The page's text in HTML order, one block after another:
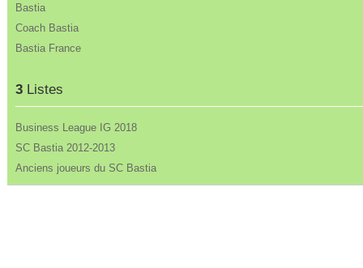
Bastia
Coach Bastia
Bastia France
3Listes
Business League IG 2018
SC Bastia 2012-2013
Anciens joueurs du SC Bastia